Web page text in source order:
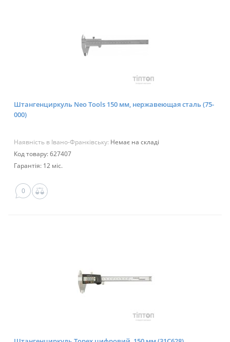
Штангенциркуль Neo Tools 150 мм, нержавеющая сталь (75-
000)
Наявність в Івано-Франківську: Немає на складі
Код товару: 627407
Гарантія: 12 міс.
0